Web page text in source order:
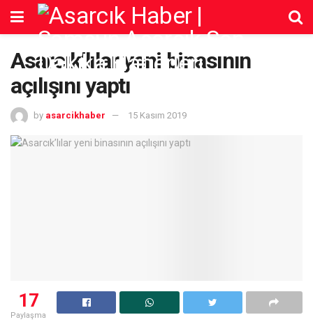
Asarcık’lılar yeni binasının
açılışını yaptı
by asarcikhaber 15 Kasım 2019
17
Paylaşma